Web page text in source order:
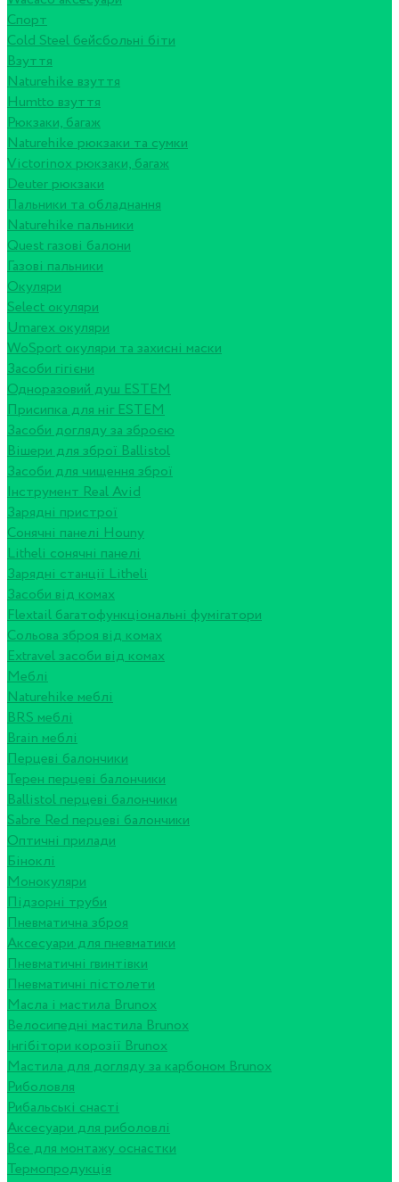
Спорт
Cold Steel бейсбольні біти
Взуття
Naturehike взуття
Humtto взуття
Рюкзаки, багаж
Naturehike рюкзаки та сумки
Victorinox рюкзаки, багаж
Deuter рюкзаки
Пальники та обладнання
Naturehike пальники
Quest газові балони
Газові пальники
Окуляри
Select окуляри
Umarex окуляри
WoSport окуляри та захисні маски
Засоби гігієни
Одноразовий душ ESTEM
Присипка для ніг ESTEM
Засоби догляду за зброєю
Вішери для зброї Ballistol
Засоби для чищення зброї
Інструмент Real Avid
Зарядні пристрої
Сонячні панелі Houny
Litheli сонячні панелі
Зарядні станції Litheli
Засоби від комах
Flextail багатофункціональні фумігатори
Сольова зброя від комах
Extravel засоби від комах
Меблі
Naturehike меблі
BRS меблі
Brain меблі
Перцеві балончики
Терен перцеві балончики
Ballistol перцеві балончики
Sabre Red перцеві балончики
Оптичні прилади
Біноклі
Монокуляри
Підзорні труби
Пневматична зброя
Аксесуари для пневматики
Пневматичні гвинтівки
Пневматичні пістолети
Масла і мастила Brunox
Велосипедні мастила Brunox
Інгібітори корозії Brunox
Мастила для догляду за карбоном Brunox
Риболовля
Рибальські снасті
Аксесуари для риболовлі
Все для монтажу оснастки
Термопродукція